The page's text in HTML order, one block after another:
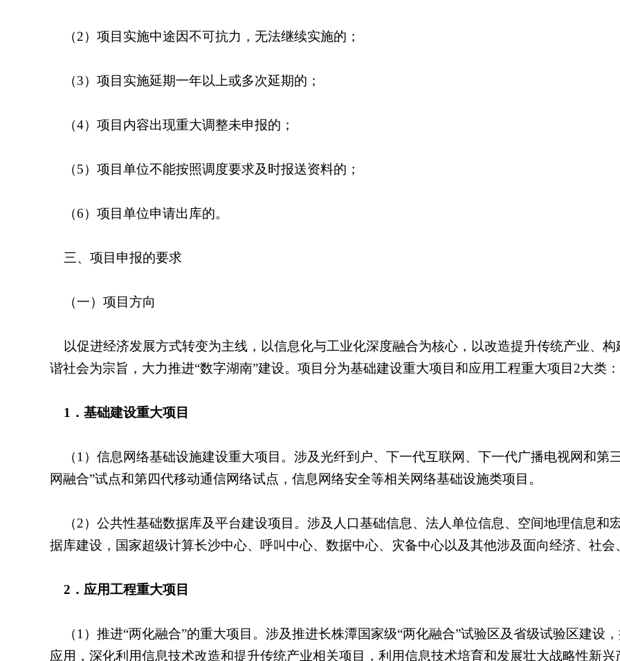
（2）项目实施中途因不可抗力，无法继续实施的；
（3）项目实施延期一年以上或多次延期的；
（4）项目内容出现重大调整未申报的；
（5）项目单位不能按照调度要求及时报送资料的；
（6）项目单位申请出库的。
三、项目申报的要求
（一）项目方向
以促进经济发展方式转变为主线，以信息化与工业化深度融合为核心，以改造提升传统产业、
谐社会为宗旨，大力推进“数字湖南”建设。项目分为基础建设重大项目和应用工程重大项目 2大类：
1 ．基础建设重大项目
（1 ）信息网络基础设施建设重大项目。涉及光纤到户、下一代互联网、下一代广播电视网和第
网融合”试点和第四代移动通信网络试点，信息网络安全等相关网络基础设施类项目。
（2）公共性基础数据库及平台建设项目。涉及人口基础信息、法人单位信息、空间地理信息和
据库建设，国家超级计算长沙中心、呼叫中心、数据中心、灾备中心以及其他涉及面向经济、社
2 ．应用工程重大项目
（1 ）推进“两化融合”的重大项目。涉及推进长株潭国家级“两化融合”试验区及省级试验区建设
应用，深化利用信息技术改造和提升传统产业相关项目，利用信息技术培育和发展壮大战略性新